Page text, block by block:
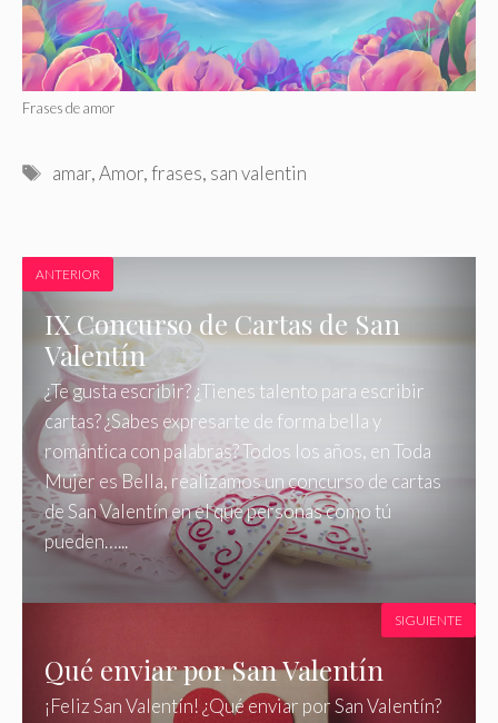
Frases de amor
Etiquetas
amar,Amor,frases, san valentin
ANTERIOR
IX Concurso de Cartas de San
Valentín
¿Te gusta escribir? ¿Tienes talento para escribir
cartas? ¿Sabes expresarte de forma bella y
romántica con palabras? Todos los años, en Toda
Mujer es Bella, realizamos un concurso de cartas
de San Valentín en el que personas como tú
pueden…...
Qué enviar por San Valentín
¡Feliz San Valentín! ¿Qué enviar por San Valentín?
SIGUIENTE